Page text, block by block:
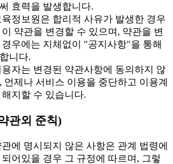
효력을 발생합니다.
정보원은 합리적 사유가 발생한 경우
이 약관을 변경할 수 있으며, 약관을 변
경우에는 지체없이 "공지사항"을 통해
니다.
자는 변경된 약관사항에 동의하지 않
언제나 서비스 이용을 중단하고 이용계
해지할 수 있습니다.
관외 준칙)
관에 명시되지 않은 사항은 관계 법령에
되어있을 경우 그 규정에 따르며, 그렇